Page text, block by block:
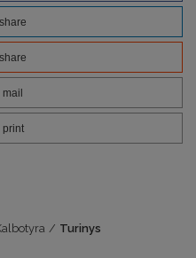
share
share
mail
print
/ Turinys